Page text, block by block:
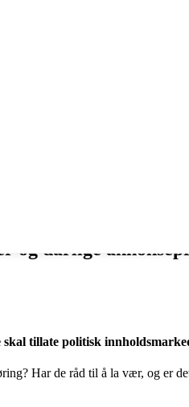
og dårlige
tillate politisk
Har de råd til å la vær, og er